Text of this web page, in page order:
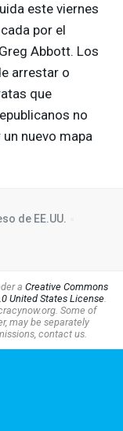
este viernes
por el
Abbott. Los
arrestar o
que
no
nuevo mapa
de EE.UU.
a Creative Commons
United States License.
Some of
may be separately
contact us.